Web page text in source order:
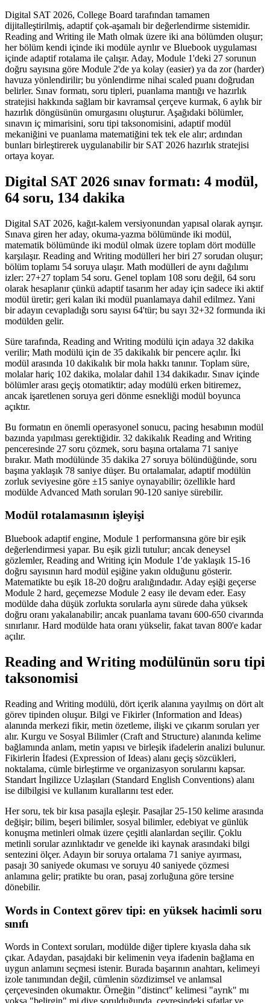
Digital SAT 2026, College Board tarafından tamamen
dijitalleştirilmiş, adaptif çok-aşamalı bir değerlendirme sistemidir.
Reading and Writing ile Math olmak üzere iki ana bölümden oluşur;
her bölüm kendi içinde iki modüle ayrılır ve Bluebook uygulaması
içinde adaptif rotalama ile çalışır. Aday, Module 1'deki 27 sorunun
doğru sayısına göre Module 2'de ya kolay (easier) ya da zor (harder)
havuza yönlendirilir; bu yönlendirme nihai scaled puanı doğrudan
belirler. Sınav formatı, soru tipleri, puanlama mantığı ve hazırlık
stratejisi hakkında sağlam bir kavramsal çerçeve kurmak, 6 aylık bir
hazırlık döngüsünün omurgasını oluşturur. Aşağıdaki bölümler,
sınavın iç mimarisini, soru tipi taksonomisini, adaptif modül
mekaniğini ve puanlama matematiğini tek tek ele alır; ardından
bunları birleştirerek uygulanabilir bir SAT 2026 hazırlık stratejisi
ortaya koyar.
Digital SAT 2026 sınav formatı: 4 modül,
64 soru, 134 dakika
Digital SAT 2026, kağıt-kalem versiyonundan yapısal olarak ayrışır.
Sınava giren her aday, okuma-yazma bölümünde iki modül,
matematik bölümünde iki modül olmak üzere toplam dört modülle
karşılaşır. Reading and Writing modülleri her biri 27 sorudan oluşur;
bölüm toplamı 54 soruya ulaşır. Math modülleri de aynı dağılımı
izler: 27+27 toplam 54 soru. Genel toplam 108 soru değil, 64 soru
olarak hesaplanır çünkü adaptif tasarım her aday için sadece iki aktif
modül üretir; geri kalan iki modül puanlamaya dahil edilmez. Yani
bir adayın cevapladığı soru sayısı 64'tür; bu sayı 32+32 formunda iki
modülden gelir.
Süre tarafında, Reading and Writing modülü için adaya 32 dakika
verilir; Math modülü için de 35 dakikalık bir pencere açılır. İki
modül arasında 10 dakikalık bir mola hakkı tanınır. Toplam süre,
molalar hariç 102 dakika, molalar dahil 134 dakikadır. Sınav içinde
bölümler arası geçiş otomatiktir; aday modülü erken bitiremez,
ancak işaretlenen soruya geri dönme esnekliği modül boyunca
açıktır.
Bu formatın en önemli operasyonel sonucu, pacing hesabının modül
bazında yapılması gerektiğidir. 32 dakikalık Reading and Writing
penceresinde 27 soru çözmek, soru başına ortalama 71 saniye
bırakır. Math modülünde 35 dakika 27 soruya bölündüğünde, soru
başına yaklaşık 78 saniye düşer. Bu ortalamalar, adaptif modülün
zorluk seviyesine göre ±15 saniye oynayabilir; özellikle hard
modülde Advanced Math soruları 90-120 saniye sürebilir.
Modül rotalamasının işleyişi
Bluebook adaptif engine, Module 1 performansına göre bir eşik
değerlendirmesi yapar. Bu eşik gizli tutulur; ancak deneysel
gözlemler, Reading and Writing için Module 1'de yaklaşık 15-16
doğru sayısının hard modül eşiğine yakın olduğunu gösterir.
Matematikte bu eşik 18-20 doğru aralığındadır. Aday eşiği geçerse
Module 2 hard, geçemezse Module 2 easy ile devam eder. Easy
modülde daha düşük zorlukta sorularla aynı sürede daha yüksek
doğru oranı yakalanabilir; ancak puanlama tavanı 600-650 civarında
sınırlanır. Hard modülde hata oranı yükselir, fakat tavan 800'e kadar
açılır.
Reading and Writing modülünün soru tipi
taksonomisi
Reading and Writing modülü, dört içerik alanına yayılmış on dört alt
görev tipinden oluşur. Bilgi ve Fikirler (Information and Ideas)
alanında merkezi fikir, metin özetleme, ilişki ve çıkarım soruları yer
alır. Kurgu ve Sosyal Bilimler (Craft and Structure) alanında kelime
bağlamında anlam, metin yapısı ve birleşik ifadelerin analizi bulunur.
Fikirlerin İfadesi (Expression of Ideas) alanı geçiş sözcükleri,
noktalama, cümle birleştirme ve organizasyon sorularını kapsar.
Standart İngilizce Uzlaşıları (Standard English Conventions) alanı
ise dilbilgisi ve kullanım kurallarını test eder.
Her soru, tek bir kısa pasajla eşleşir. Pasajlar 25-150 kelime arasında
değişir; bilim, beşeri bilimler, sosyal bilimler, edebiyat ve günlük
konuşma metinleri olmak üzere çeşitli alanlardan seçilir. Çoklu
metinli sorular azınlıktadır ve genelde iki kaynak arasındaki bilgi
sentezini ölçer. Adayın bir soruya ortalama 71 saniye ayırması,
pasajı 30 saniyede okuması ve soruyu 40 saniyede çözmesi
anlamına gelir; pratikte bu oran, pasaj zorluğuna göre tersine
dönebilir.
Words in Context görev tipi: en yüksek hacimli soru
sınıfı
Words in Context soruları, modülde diğer tiplere kıyasla daha sık
çıkar. Adaydan, pasajdaki bir kelimenin veya ifadenin bağlama en
uygun anlamını seçmesi istenir. Burada başarının anahtarı, kelimeyi
izole tanımından değil, cümlenin sözdizimsel ve anlamsal
çerçevesinden okumaktır. Örneğin "distinct" kelimesi "ayrık" mı